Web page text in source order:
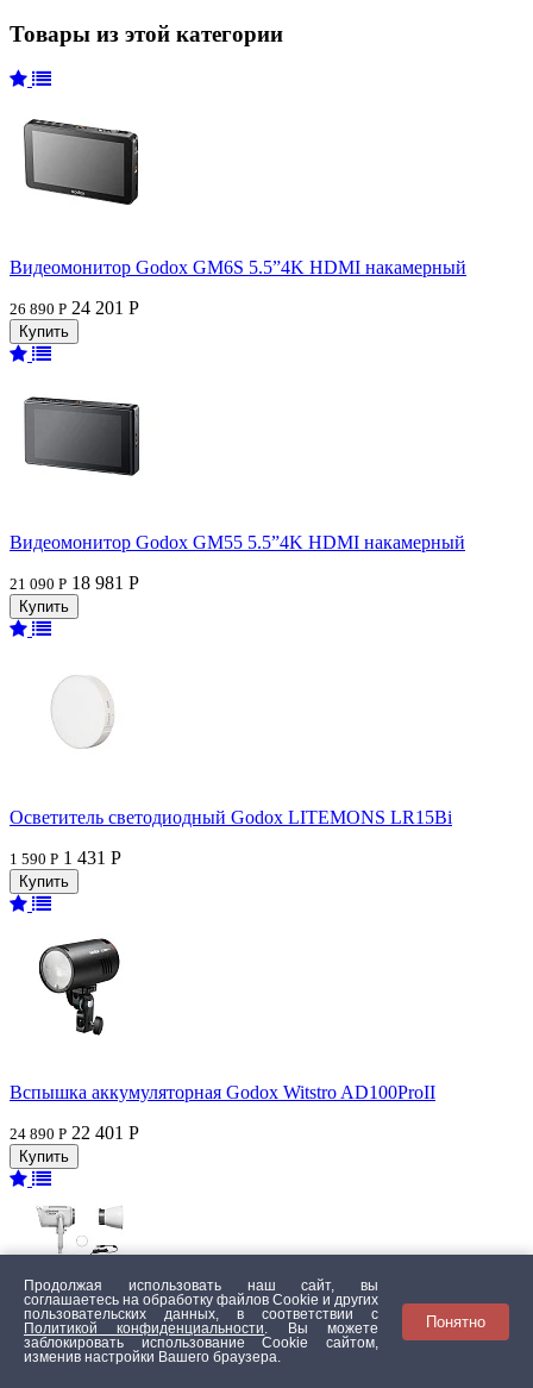
Товары из этой категории
Видеомонитор Godox GM6S 5.5”4K HDMI накамерный
26 890 Р 24 201 Р
Видеомонитор Godox GM55 5.5”4K HDMI накамерный
21 090 Р 18 981 Р
Осветитель светодиодный Godox LITEMONS LR15Bi
1 590 Р 1 431 Р
Вспышка аккумуляторная Godox Witstro AD100ProII
24 890 Р 22 401 Р
Осветитель светодиодный Godox LITEMONS LA600R K1
Продолжая использовать наш сайт, вы
соглашаетесь на обработку файлов Сookie и других
пользовательских данных, в соответствии с
Политикой конфиденциальности
. Вы можете
заблокировать использование Cookie сайтом,
изменив настройки Вашего браузера.
Понятно